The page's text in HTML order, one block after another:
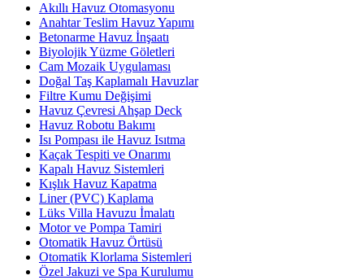
Akıllı Havuz Otomasyonu
Anahtar Teslim Havuz Yapımı
Betonarme Havuz İnşaatı
Biyolojik Yüzme Göletleri
Cam Mozaik Uygulaması
Doğal Taş Kaplamalı Havuzlar
Filtre Kumu Değişimi
Havuz Çevresi Ahşap Deck
Havuz Robotu Bakımı
Isı Pompası ile Havuz Isıtma
Kaçak Tespiti ve Onarımı
Kapalı Havuz Sistemleri
Kışlık Havuz Kapatma
Liner (PVC) Kaplama
Lüks Villa Havuzu İmalatı
Motor ve Pompa Tamiri
Otomatik Havuz Örtüsü
Otomatik Klorlama Sistemleri
Özel Jakuzi ve Spa Kurulumu